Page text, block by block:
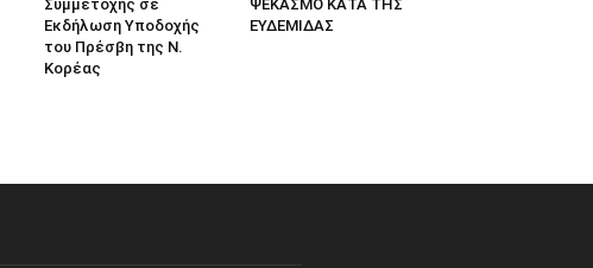
Συμμετοχής σε
Εκδήλωση Υποδοχής
του Πρέσβη της Ν.
Κορέας
ΨΕΚΑΣΜΟ ΚΑΤΑ ΤΗΣ
ΕΥΔΕΜΙΔΑΣ